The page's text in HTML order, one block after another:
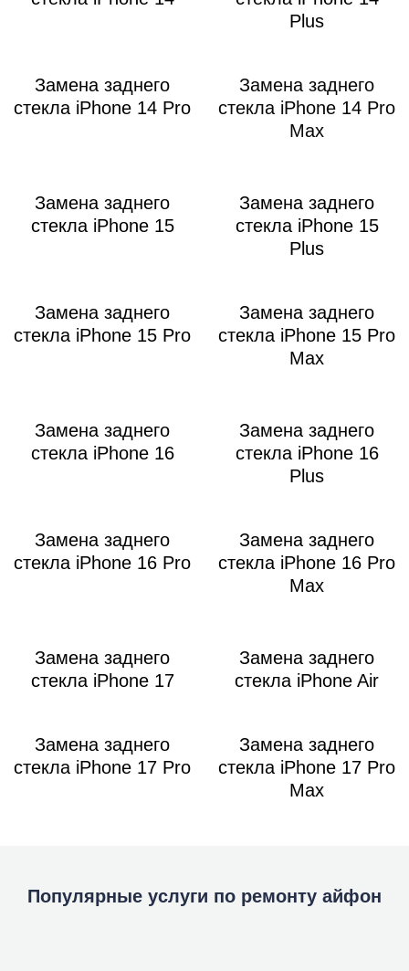
Plus
Замена заднего
стекла iPhone 14 Pro
Замена заднего
стекла iPhone 14 Pro
Max
Замена заднего
стекла iPhone 15
Замена заднего
стекла iPhone 15
Plus
Замена заднего
стекла iPhone 15 Pro
Замена заднего
стекла iPhone 15 Pro
Max
Замена заднего
стекла iPhone 16
Замена заднего
стекла iPhone 16
Plus
Замена заднего
стекла iPhone 16 Pro
Замена заднего
стекла iPhone 16 Pro
Max
Замена заднего
стекла iPhone 17
Замена заднего
стекла iPhone Air
Замена заднего
стекла iPhone 17 Pro
Замена заднего
стекла iPhone 17 Pro
Max
Популярные услуги по ремонту айфон